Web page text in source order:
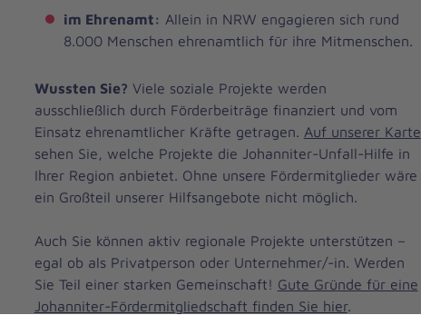
im Ehrenamt: Allein in NRW engagieren sich rund
8.000 Menschen ehrenamtlich für ihre Mitmenschen.
Wussten Sie? Viele soziale Projekte werden
ausschließlich durch Förderbeiträge finanziert und vom
Einsatz ehrenamtlicher Kräfte getragen. Auf unserer Karte
sehen Sie, welche Projekte die Johanniter-Unfall-Hilfe in
Ihrer Region anbietet. Ohne unsere Fördermitglieder wäre
ein Großteil unserer Hilfsangebote nicht möglich.
Auch Sie können aktiv regionale Projekte unterstützen –
egal ob als Privatperson oder Unternehmer/-in. Werden
Sie Teil einer starken Gemeinschaft! Gute Gründe für eine
Johanniter-Fördermitgliedschaft finden Sie hier.